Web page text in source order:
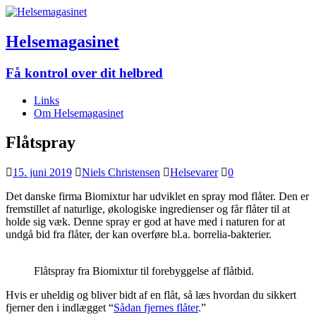
Helsemagasinet
Få kontrol over dit helbred
Links
Om Helsemagasinet
Flåtspray
15. juni 2019 Niels Christensen Helsevarer
0
Det danske firma Biomixtur har udviklet en spray mod flåter. Den er
fremstillet af naturlige, økologiske ingredienser og får flåter til at
holde sig væk. Denne spray er god at have med i naturen for at
undgå bid fra flåter, der kan overføre bl.a. borrelia-bakterier.
Flåtspray fra Biomixtur til forebyggelse af flåtbid.
Hvis er uheldig og bliver bidt af en flåt, så læs hvordan du sikkert
fjerner den i indlægget “Sådan fjernes flåter.”